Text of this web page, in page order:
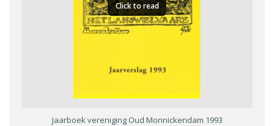
Click to read
Jaarboek vereniging Oud Monnickendam 1993